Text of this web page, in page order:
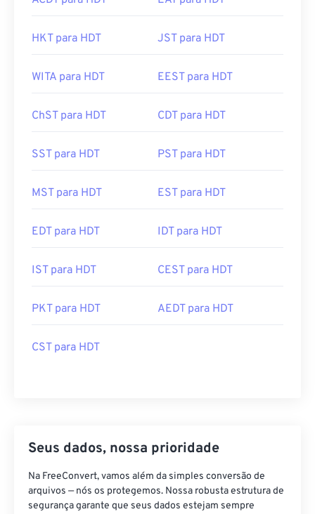
HKT para HDT JST para HDT
WITA para HDT EEST para HDT
ChST para HDT CDT para HDT
SST para HDT PST para HDT
MST para HDT EST para HDT
EDT para HDT IDT para HDT
IST para HDT CEST para HDT
PKT para HDT AEDT para HDT
CST para HDT
Seus dados, nossa prioridade
Na FreeConvert, vamos além da simples conversão de
arquivos — nós os protegemos. Nossa robusta estrutura de
segurança garante que seus dados estejam sempre